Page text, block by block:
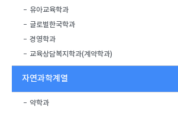
유아교육학과
글로벌한국학과
경영학과
교육상담복지학과(계약학과)
자연과학계열
약학과